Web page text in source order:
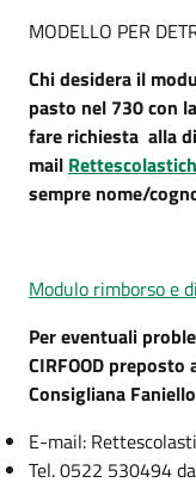
MODELLO PER
Chi desidera il
pasto nel 730 con
fare richiesta alla
mail
sempre nome/
Modulo rimborso e
Per eventuali
CIRFOOD
Consigliana Faniello
E-mail:
Tel. 0522 530494